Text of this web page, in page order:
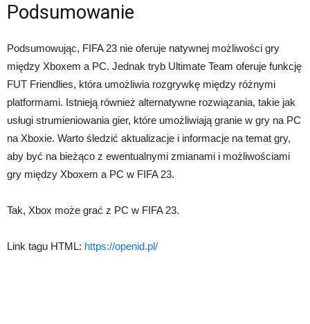
Podsumowanie
Podsumowując, FIFA 23 nie oferuje natywnej możliwości gry
między Xboxem a PC. Jednak tryb Ultimate Team oferuje funkcję
FUT Friendlies, która umożliwia rozgrywkę między różnymi
platformami. Istnieją również alternatywne rozwiązania, takie jak
usługi strumieniowania gier, które umożliwiają granie w gry na PC
na Xboxie. Warto śledzić aktualizacje i informacje na temat gry,
aby być na bieżąco z ewentualnymi zmianami i możliwościami
gry między Xboxem a PC w FIFA 23.
Tak, Xbox może grać z PC w FIFA 23.
Link tagu HTML: https://openid.pl/